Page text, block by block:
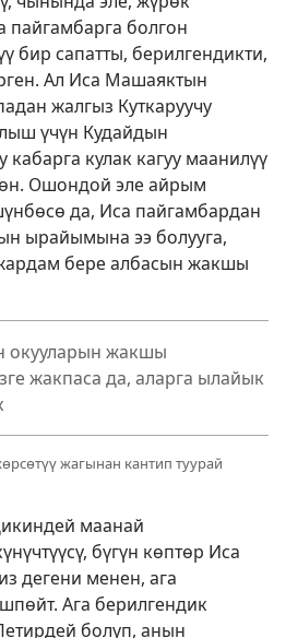
пайгамбарга болгон
бир сапатты, берилгендикти,
Ал Иса Машаяктын
жалгыз Куткаруучу
үчүн Кудайдын
кулак кагуу маанилүү
Ошондой эле айрым
да, Иса пайгамбардан
ырайымына ээ болууга,
бере албасын жакшы
окууларын жакшы
жакпаса да, аларга ылайык
жагынан кантип туурай
маанай
бүгүн көптөр Иса
дегени менен, ага
Ага берилгендик
болуп, анын